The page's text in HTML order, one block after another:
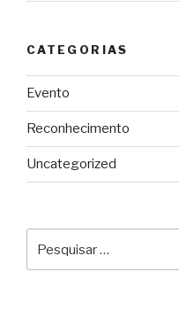
CATEGORIAS
Evento
Reconhecimento
Uncategorized